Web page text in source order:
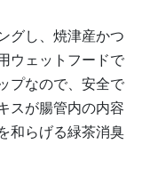
グし、焼津産かつ
ウェットフードで
プなので、安全で
スが腸管内の内容
和らげる緑茶消臭